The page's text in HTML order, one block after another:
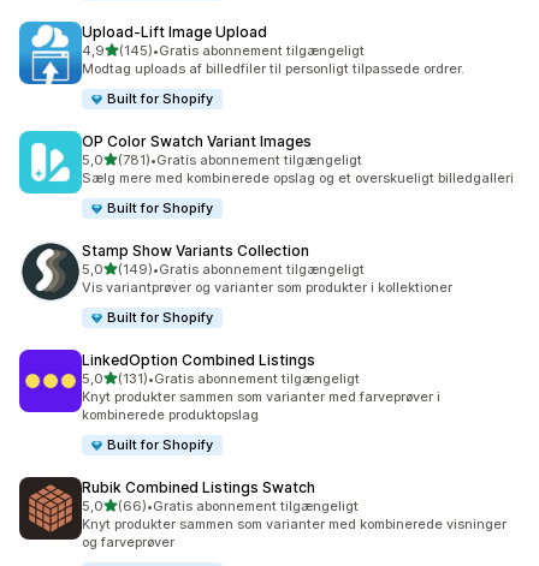
Upload‑Lift Image Upload
4,9ud af 5 stjerner
(145)
145 anmeldelser i alt
•Gratis abonnement tilgængeligt
Modtag uploads af billedfiler til personligt tilpassede ordrer.
Built for Shopify
OP Color Swatch Variant Images
5,0ud af 5 stjerner
(781)
781 anmeldelser i alt
•Gratis abonnement tilgængeligt
Sælg mere med kombinerede opslag og et overskueligt billedgalleri
Built for Shopify
Stamp Show Variants Collection
5,0ud af 5 stjerner
(149)
149 anmeldelser i alt
•Gratis abonnement tilgængeligt
Vis variantprøver og varianter som produkter i kollektioner
Built for Shopify
LinkedOption Combined Listings
5,0ud af 5 stjerner
(131)
131 anmeldelser i alt
•Gratis abonnement tilgængeligt
Knyt produkter sammen som varianter med farveprøver i
kombinerede produktopslag
Built for Shopify
Rubik Combined Listings Swatch
5,0ud af 5 stjerner
(66)
66 anmeldelser i alt
•Gratis abonnement tilgængeligt
Knyt produkter sammen som varianter med kombinerede visninger
og farveprøver